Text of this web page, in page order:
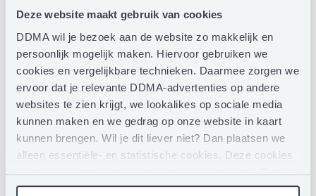
Deze website maakt gebruik van cookies
DDMA wil je bezoek aan de website zo makkelijk en
persoonlijk mogelijk maken. Hiervoor gebruiken we
cookies en vergelijkbare technieken. Daarmee zorgen we
ervoor dat je relevante DDMA-advertenties op andere
websites te zien krijgt, we lookalikes op sociale media
kunnen maken en we gedrag op onze website in kaart
kunnen brengen. Wil je dit liever niet? Dan plaatsen we
alleen essentiële- en statistische cookies. Deze cookies
leggen geen gegevens vast over jou als persoon. Door te
klikken op het ‘clip’-pictogram in de linkerbenedenhoek
van 500 global CMO’s. Hij is veel gevraagd spreker in
binnen- en buitenland.
Als presentator en journalist maakt Anic van Damme
tv-programma’s en podcasts over technologie en
innovatie en helpt bedrijven met hun content
strategie. Dat doet ze onder andere voor Accenture,
Signify & Eneco.
Eerder werkte ze voor NOS, NOS op 3 en Bright, het
tech-platform van RTL.
De documentaire ‘Waterstof, onze nieuwe energie?’